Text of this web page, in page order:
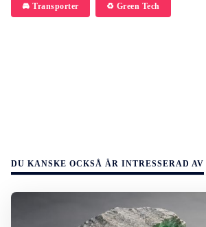
🚘 Transporter ♻️ Green Tech
DU KANSKE OCKSÅ ÄR INTRESSERAD AV